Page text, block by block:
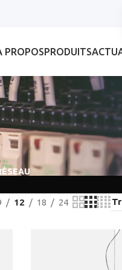
PROPOSPRODUITS
12 18 24